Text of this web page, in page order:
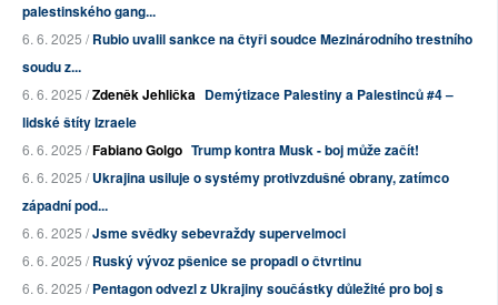
palestinského gang...
6. 6. 2025 /Rubio uvalil sankce na čtyři soudce Mezinárodního trestního
soudu z...
6. 6. 2025 /Zdeněk Jehlička Demýtizace Palestiny a Palestinců #4 –
lidské štíty Izraele
6. 6. 2025 /Fabiano Golgo Trump kontra Musk - boj může začít!
6. 6. 2025 /Ukrajina usiluje o systémy protivzdušné obrany, zatímco
západní pod...
6. 6. 2025 /Jsme svědky sebevraždy supervelmoci
6. 6. 2025 /Ruský vývoz pšenice se propadl o čtvrtinu
6. 6. 2025 /Pentagon odvezl z Ukrajiny součástky důležité pro boj s